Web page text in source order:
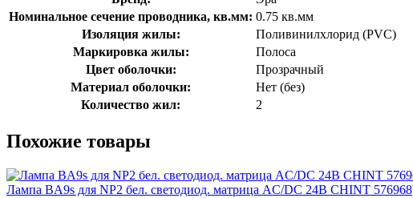
Номинальное сечение проводника, кв.мм: 0.75 кв.мм
Изоляция жилы:
Поливинилхлорид (PVC)
Маркировка жилы:
Полоса
Цвет оболочки:
Прозрачный
Материал оболочки:
Нет (без)
Количество жил:
2
Похожие товары
Лампа BA9s для NP2 бел. светодиод. матрица AC/DC 24В CHINT 576968